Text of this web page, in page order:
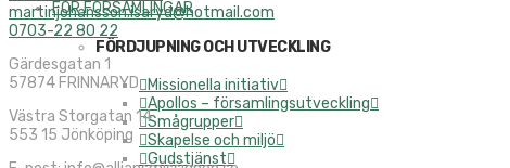
FÖR FÖRSAMLINGAR
FÖRDJUPNING OCH UTVECKLING
Missionella initiativ
Apollos – församlingsutveckling
Smågrupper
Skapelse och miljö
Gudstjänst
martinjohansson.isaryd@hotmail.com
0703-22 80 22
Gärdesgatan 1
57874 FRINNARYD
Västra Storgatan 14
553 15 Jönköping